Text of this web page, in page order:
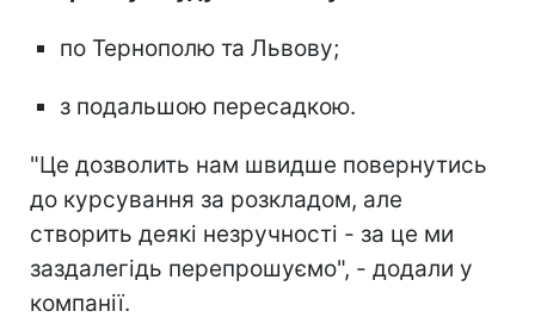
по Тернополю та Львову;
з подальшою пересадкою.
"Це дозволить нам швидше повернутись
до курсування за розкладом, але
створить деякі незручності - за це ми
заздалегідь перепрошуємо", - додали у
компанії.